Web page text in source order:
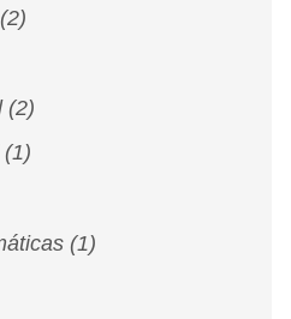
(2)
(2)
(1)
(1)